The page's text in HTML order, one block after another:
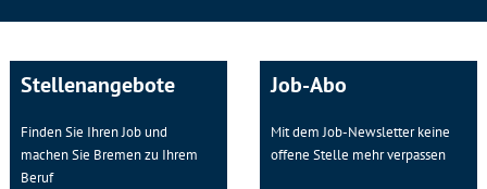
Stellenangebote
Finden Sie Ihren Job und
machen Sie Bremen zu Ihrem
Beruf
Job-Abo
Mit dem Job-Newsletter keine
offene Stelle mehr verpassen